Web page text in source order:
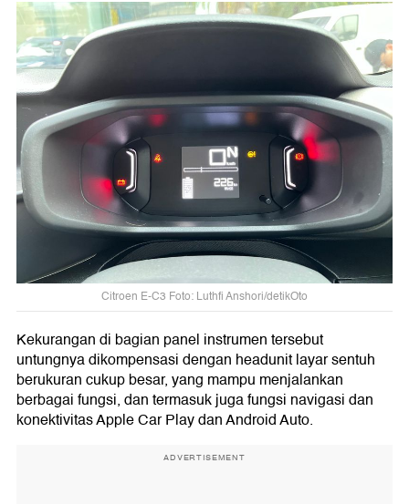
Citroen E-C3 Foto: Luthfi Anshori/detikOto
Kekurangan di bagian panel instrumen tersebut
untungnya dikompensasi dengan headunit layar sentuh
berukuran cukup besar, yang mampu menjalankan
berbagai fungsi, dan termasuk juga fungsi navigasi dan
konektivitas Apple Car Play dan Android Auto.
ADVERTISEMENT